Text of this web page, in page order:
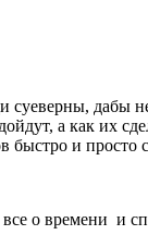
дабы
а как их
быстро и просто
о времени и